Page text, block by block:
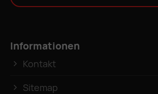
Informationen
Kontakt
Sitemap